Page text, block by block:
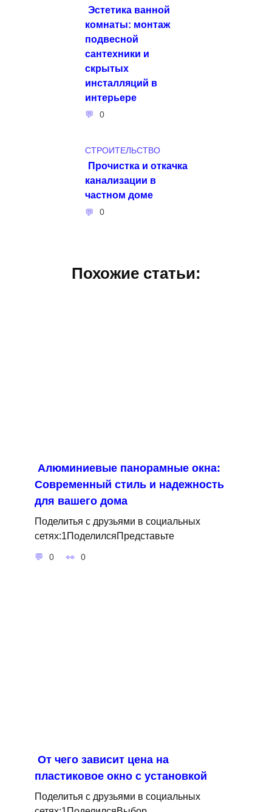
Эстетика ванной
комнаты: монтаж
подвесной
сантехники и
скрытых
инсталляций в
интерьере
0
СТРОИТЕЛЬСТВО
Прочистка и откачка
канализации в
частном доме
0
Похожие статьи:
Алюминиевые панорамные окна:
Современный стиль и надежность
для вашего дома
Поделитья с друзьями в социальных
сетях:1ПоделилсяПредставьте
0 0
От чего зависит цена на
пластиковое окно с установкой
Поделитья с друзьями в социальных